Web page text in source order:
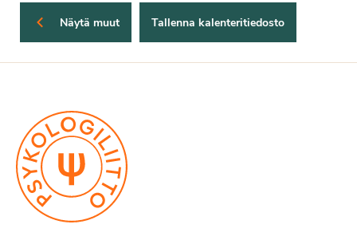
Näytä muut